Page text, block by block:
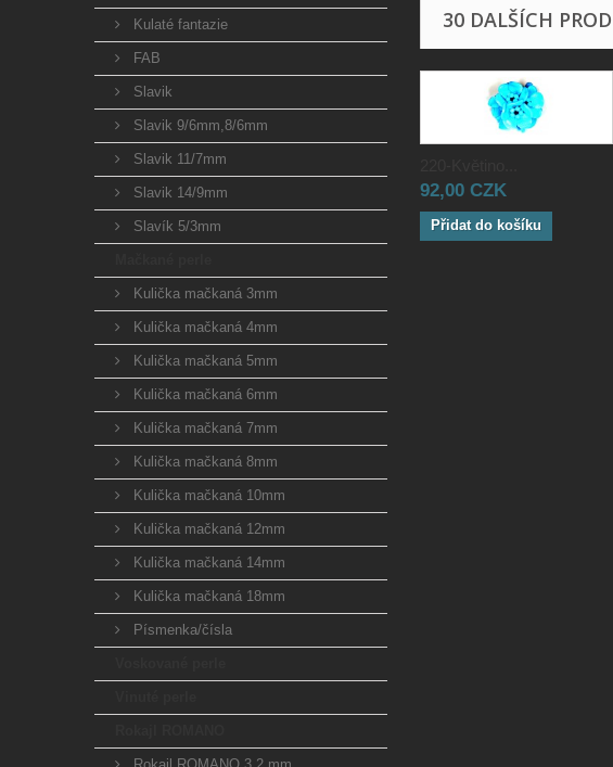
Kulaté fantazie
FAB
Slavik
Slavik 9/6mm,8/6mm
Slavik 11/7mm
Slavik 14/9mm
Slavík 5/3mm
Kulička mačkaná 3mm
Kulička mačkaná 4mm
Kulička mačkaná 5mm
Kulička mačkaná 6mm
Kulička mačkaná 7mm
Kulička mačkaná 8mm
Kulička mačkaná 10mm
Kulička mačkaná 12mm
Kulička mačkaná 14mm
Kulička mačkaná 18mm
Písmenka/čísla
30 DALŠÍCH
92,00 CZK
Přidat do košíku